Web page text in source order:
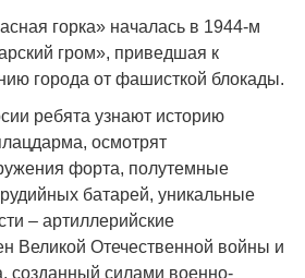
горка» началась в 1944-м
гром», приведшая к
города от фашисткой блокады.
ребята узнают историю
осмотрят
форта, полутемные
батарей, уникальные
– артиллерийские
Великой Отечественной войны и
созданный силами военно-